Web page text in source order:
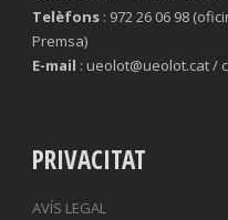
Telèfons : 972 26 06 98
Premsa)
E-mail : ueolot@ueolot.cat /
PRIVACITAT
AVÍS LEGAL